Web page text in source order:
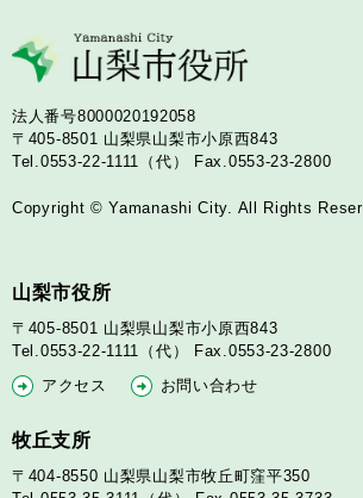
法人番号8000020192058
〒405-8501 山梨県山梨市小原西843
Tel.0553-22-1111（代）
Fax.0553-23-2800
Copyright © Yamanashi City. All Rights
山梨市役所
〒405-8501 山梨県山梨市小原西843
Tel.0553-22-1111（代）
Fax.0553-23-2800
アクセス
お問い合わせ
牧丘支所
〒404-8550 山梨県山梨市牧丘町窪平350